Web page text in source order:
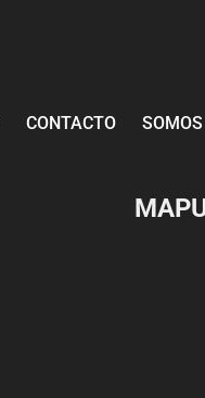
CONTACTO SOMOS